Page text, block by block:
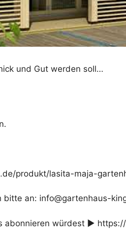
und Gut werden soll…
produkt/lasita-maja-
bitte an: info@gartenhaus-
abonnieren würdest ►